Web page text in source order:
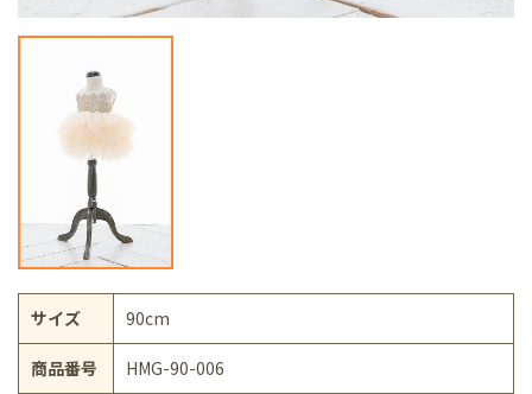
サイズ 90cm
商品番号 HMG-90-006